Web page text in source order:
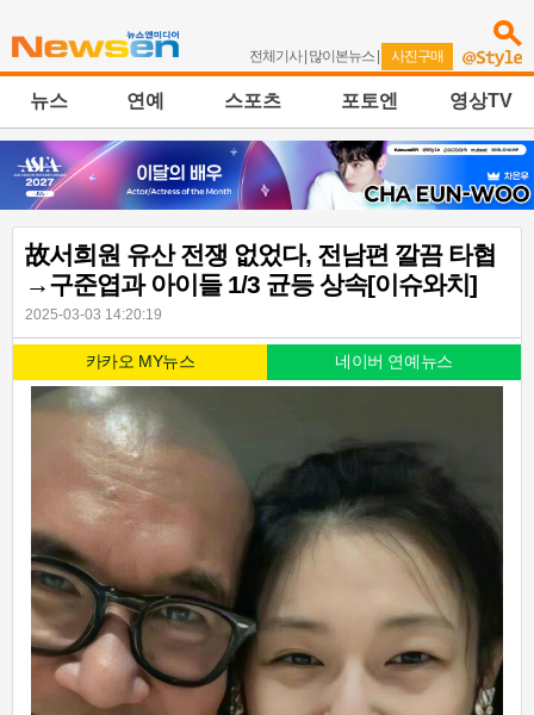
전체기사| 많이본뉴스 | 사진구매
뉴스 연예 스포츠 포토엔 영상TV
故서희원 유산 전쟁 없었다, 전남편 깔끔 타협
→구준엽과 아이들 1/3 균등 상속[이슈와치]
2025-03-03 14:20:19
카카오 MY뉴스 네이버 연예뉴스